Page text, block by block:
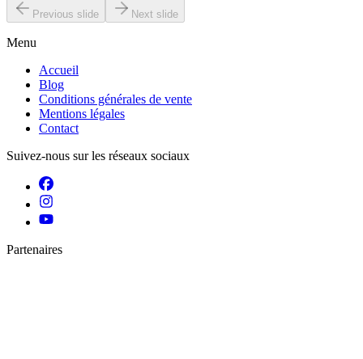
Previous slide Next slide
Menu
Accueil
Blog
Conditions générales de vente
Mentions légales
Contact
Suivez-nous sur les réseaux sociaux
Partenaires